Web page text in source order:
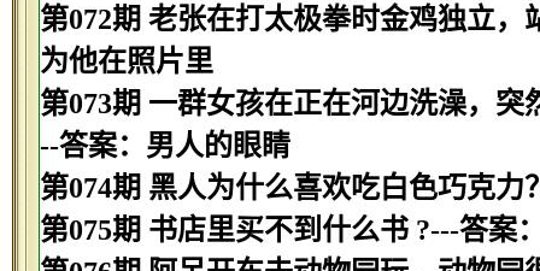
第072期 老张在打太极拳时金鸡独立
为他在照片里
第073期 一群女孩在正在河边洗澡，
--答案：男人的眼睛
第074期 黑人为什么喜欢吃白色巧克
第075期 书店里买不到什么书 ?---答案